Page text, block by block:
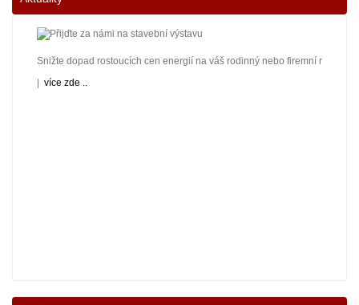
Snižte dopad rostoucích cen energií na váš rodinný nebo firemní
více zde ..
Nové podmínky dotací na nové solární systémy, tepelná čerpadla a